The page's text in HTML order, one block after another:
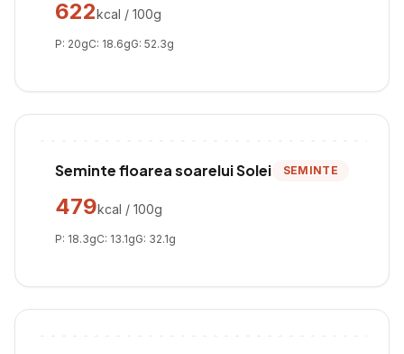
622kcal / 100g
P: 20gC: 18.6gG: 52.3g
Seminte floarea soarelui Solei SEMINTE
479kcal / 100g
P: 18.3gC: 13.1gG: 32.1g